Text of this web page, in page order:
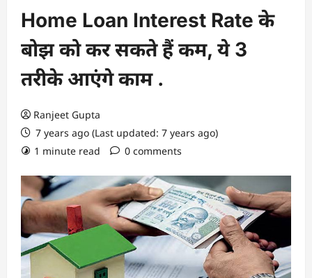
Home Loan Interest Rate के
बोझ को कर सकते हैं कम, ये 3
तरीके आएंगे काम .
Ranjeet Gupta
7 years ago (Last updated: 7 years ago)
1 minute read
0 comments